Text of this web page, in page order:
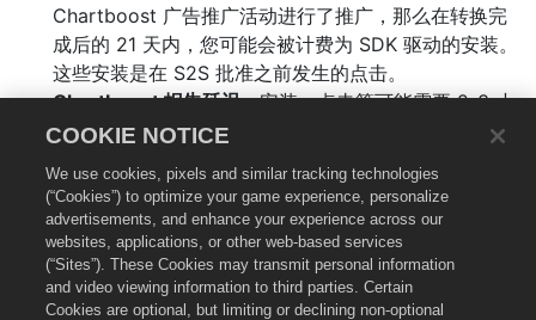
Chartboost 广告推广活动进行了推广，那么在转换完
成后的 21 天内，您可能会被计费为 SDK 驱动的安装。
这些安装是在 S2S 批准之前发生的点击。
Chartboost 报告延迟：安装、点击等可能需要 2-3 小
时才会在 Chartboost 控制面板中反映出来，但回调通
有可能是因为我们的分析系统仍在统计中。
无法跟踪的设备：如果您选择让您的游戏退出行为定位，但
回调上报事件，我们将发送设备标识符为 NON-
TRACKABLE。Mobile App Tracking 将多个 NON-
COOKIE NOTICE
We use cookies, pixels and similar tracking technologies
(“Cookies”) to optimize your game experience, personalize
advertisements, and enhance your experience across our
websites, applications, or other web-based services
(“Sites”). These Cookies may transmit personal information
and video viewing information to third parties. Certain
Cookies are optional, but limiting or declining non-optional